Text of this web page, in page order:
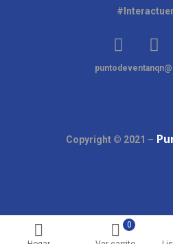
0
Copyright © 2021 –